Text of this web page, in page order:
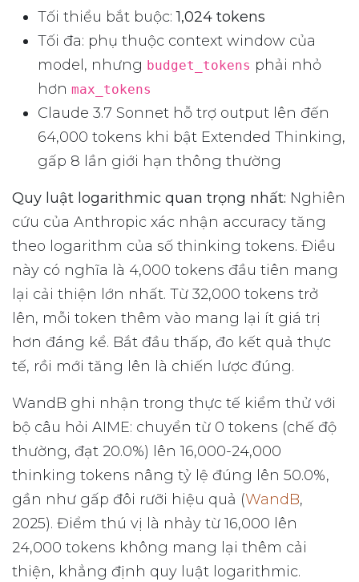
Tối thiểu bắt buộc:1,024 tokens
Tối đa: phụ thuộc context window của
model, nhưng budget_tokens phải nhỏ
hơn max_tokens
Claude 3.7 Sonnet hỗ trợ output lên đến
64,000 tokens khi bật Extended Thinking,
gấp 8 lần giới hạn thông thường
Quy luật logarithmic quan trọng nhất: Nghiên
cứu của Anthropic xác nhận accuracy tăng
theo logarithm của số thinking tokens. Điều
này có nghĩa là 4,000 tokens đầu tiên mang
lại cải thiện lớn nhất. Từ 32,000 tokens trở
lên, mỗi token thêm vào mang lại ít giá trị
hơn đáng kể. Bắt đầu thấp, đo kết quả thực
tế, rồi mới tăng lên là chiến lược đúng.
WandB ghi nhận trong thực tế kiểm thử với
bộ câu hỏi AIME: chuyển từ 0 tokens (chế độ
thường, đạt 20.0%) lên 16,000-24,000
thinking tokens nâng tỷ lệ đúng lên 50.0%,
gần như gấp đôi rưỡi hiệu quả (WandB,
2025). Điểm thú vị là nhảy từ 16,000 lên
24,000 tokens không mang lại thêm cải
thiện, khẳng định quy luật logarithmic.